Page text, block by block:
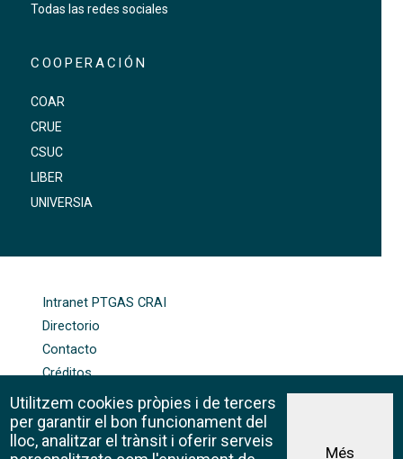
Todas las redes sociales
COOPERACIÓN
COAR
CRUE
CSUC
LIBER
UNIVERSIA
Intranet PTGAS CRAI
Directorio
Contacto
Créditos
Mapa web
Política de cookies
Utilitzem cookies pròpies i de tercers
per garantir el bon funcionament del
lloc, analitzar el trànsit i oferir serveis
Més